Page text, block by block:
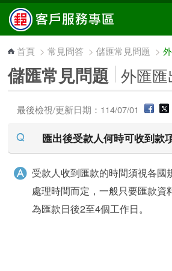
跳到主要內容區塊
首頁 >常見問答 >儲匯常見問題 >
儲匯常見問題 外匯
最後檢視/更新日期：114/07/01
匯出後受款人何時可收到款
受款人收到匯款的時間須視各國
處理時間而定，一般只要匯款資
為匯款日後2至4個工作日。